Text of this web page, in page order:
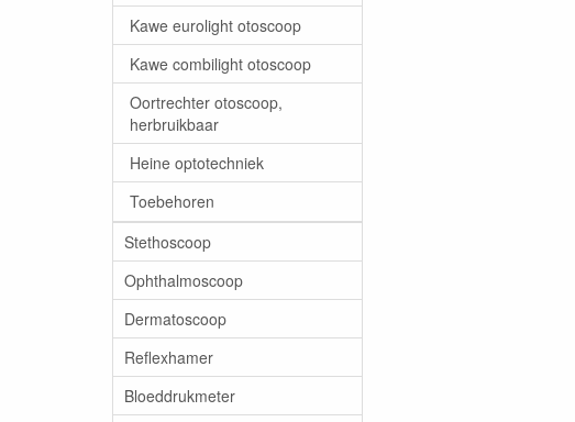
Kawe eurolight otoscoop
Kawe combilight otoscoop
Oortrechter otoscoop,
herbruikbaar
Heine optotechniek
Toebehoren
Stethoscoop
Ophthalmoscoop
Dermatoscoop
Reflexhamer
Bloeddrukmeter